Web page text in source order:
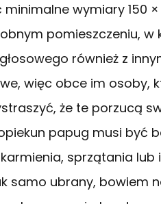
wymiary 150
pomieszczeniu, w
również z
więc obce im osoby,
że te porzucą
papug musi być
sprzątania lub
samo ubrany, bowiem